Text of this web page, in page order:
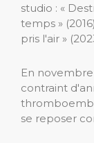
studio : «
temps »
pris l'air »
En
contraint
se reposer